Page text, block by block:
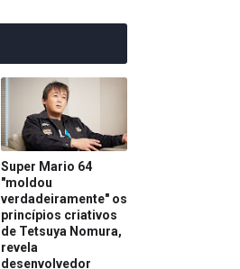
Super Mario 64
"moldou
verdadeiramente" os
princípios criativos
de Tetsuya Nomura,
revela
desenvolvedor